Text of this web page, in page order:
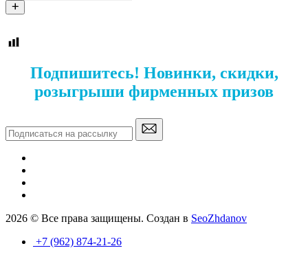
Подпишитесь! Новинки, скидки,
розыгрыши фирменных призов
2026 © Все права защищены. Создан в SeoZhdanov
+7 (962) 874-21-26